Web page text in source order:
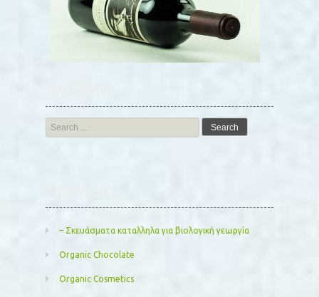
Search
for:
– Σκευάσματα καταλληλα για βιολογική γεωργία
Organic Chocolate
Organic Cosmetics